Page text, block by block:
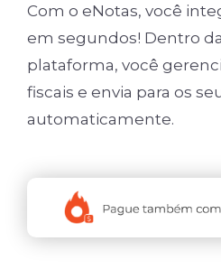
Com o eNotas, você
em segundos! Dentro
plataforma, você
fiscais e envia para os
automaticamente.